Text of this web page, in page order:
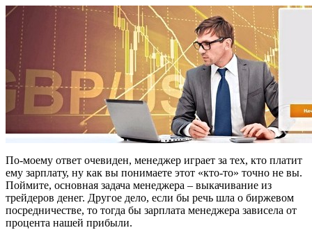
По-моему ответ очевиден, менеджер играет за тех, кто платит
ему зарплату, ну как вы понимаете этот «кто-то» точно не вы.
Поймите, основная задача менеджера – выкачивание из
трейдеров денег. Другое дело, если бы речь шла о биржевом
посредничестве, то тогда бы зарплата менеджера зависела от
процента нашей прибыли.